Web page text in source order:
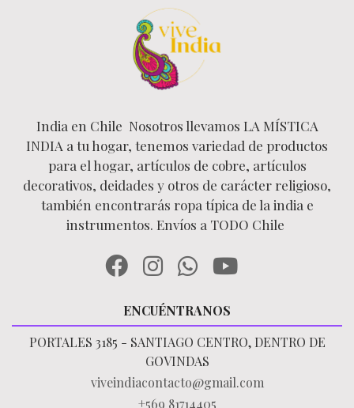
India en Chile Nosotros llevamos LA MÍSTICA
INDIA a tu hogar, tenemos variedad de productos
para el hogar, artículos de cobre, artículos
decorativos, deidades y otros de carácter religioso,
también encontrarás ropa típica de la india e
instrumentos. Envíos a TODO Chile
ENCUÉNTRANOS
PORTALES 3185 - SANTIAGO CENTRO, DENTRO DE
GOVINDAS
viveindiacontacto@gmail.com
+569 81714405